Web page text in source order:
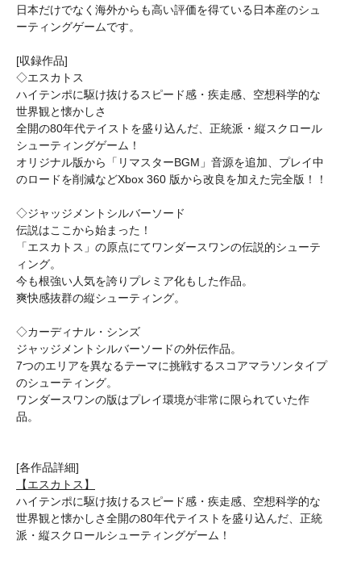
日本だけでなく海外からも高い評価を得ている日本産のシュ
ーティングゲームです。
[収録作品]
◇エスカトス
ハイテンポに駆け抜けるスピード感・疾走感、空想科学的な
世界観と懐かしさ
全開の80年代テイストを盛り込んだ、正統派・縦スクロール
シューティングゲーム！
オリジナル版から「リマスターBGM」音源を追加、プレイ中
のロードを削減などXbox 360 版から改良を加えた完全版！！
◇ジャッジメントシルバーソード
伝説はここから始まった！
「エスカトス」の原点にてワンダースワンの伝説的シューテ
ィング。
今も根強い人気を誇りプレミア化もした作品。
爽快感抜群の縦シューティング。
◇カーディナル・シンズ
ジャッジメントシルバーソードの外伝作品。
7つのエリアを異なるテーマに挑戦するスコアマラソンタイプ
のシューティング。
ワンダースワンの版はプレイ環境が非常に限られていた作
品。
[各作品詳細]
【エスカトス】
ハイテンポに駆け抜けるスピード感・疾走感、空想科学的な
世界観と懐かしさ全開の80年代テイストを盛り込んだ、正統
派・縦スクロールシューティングゲーム！